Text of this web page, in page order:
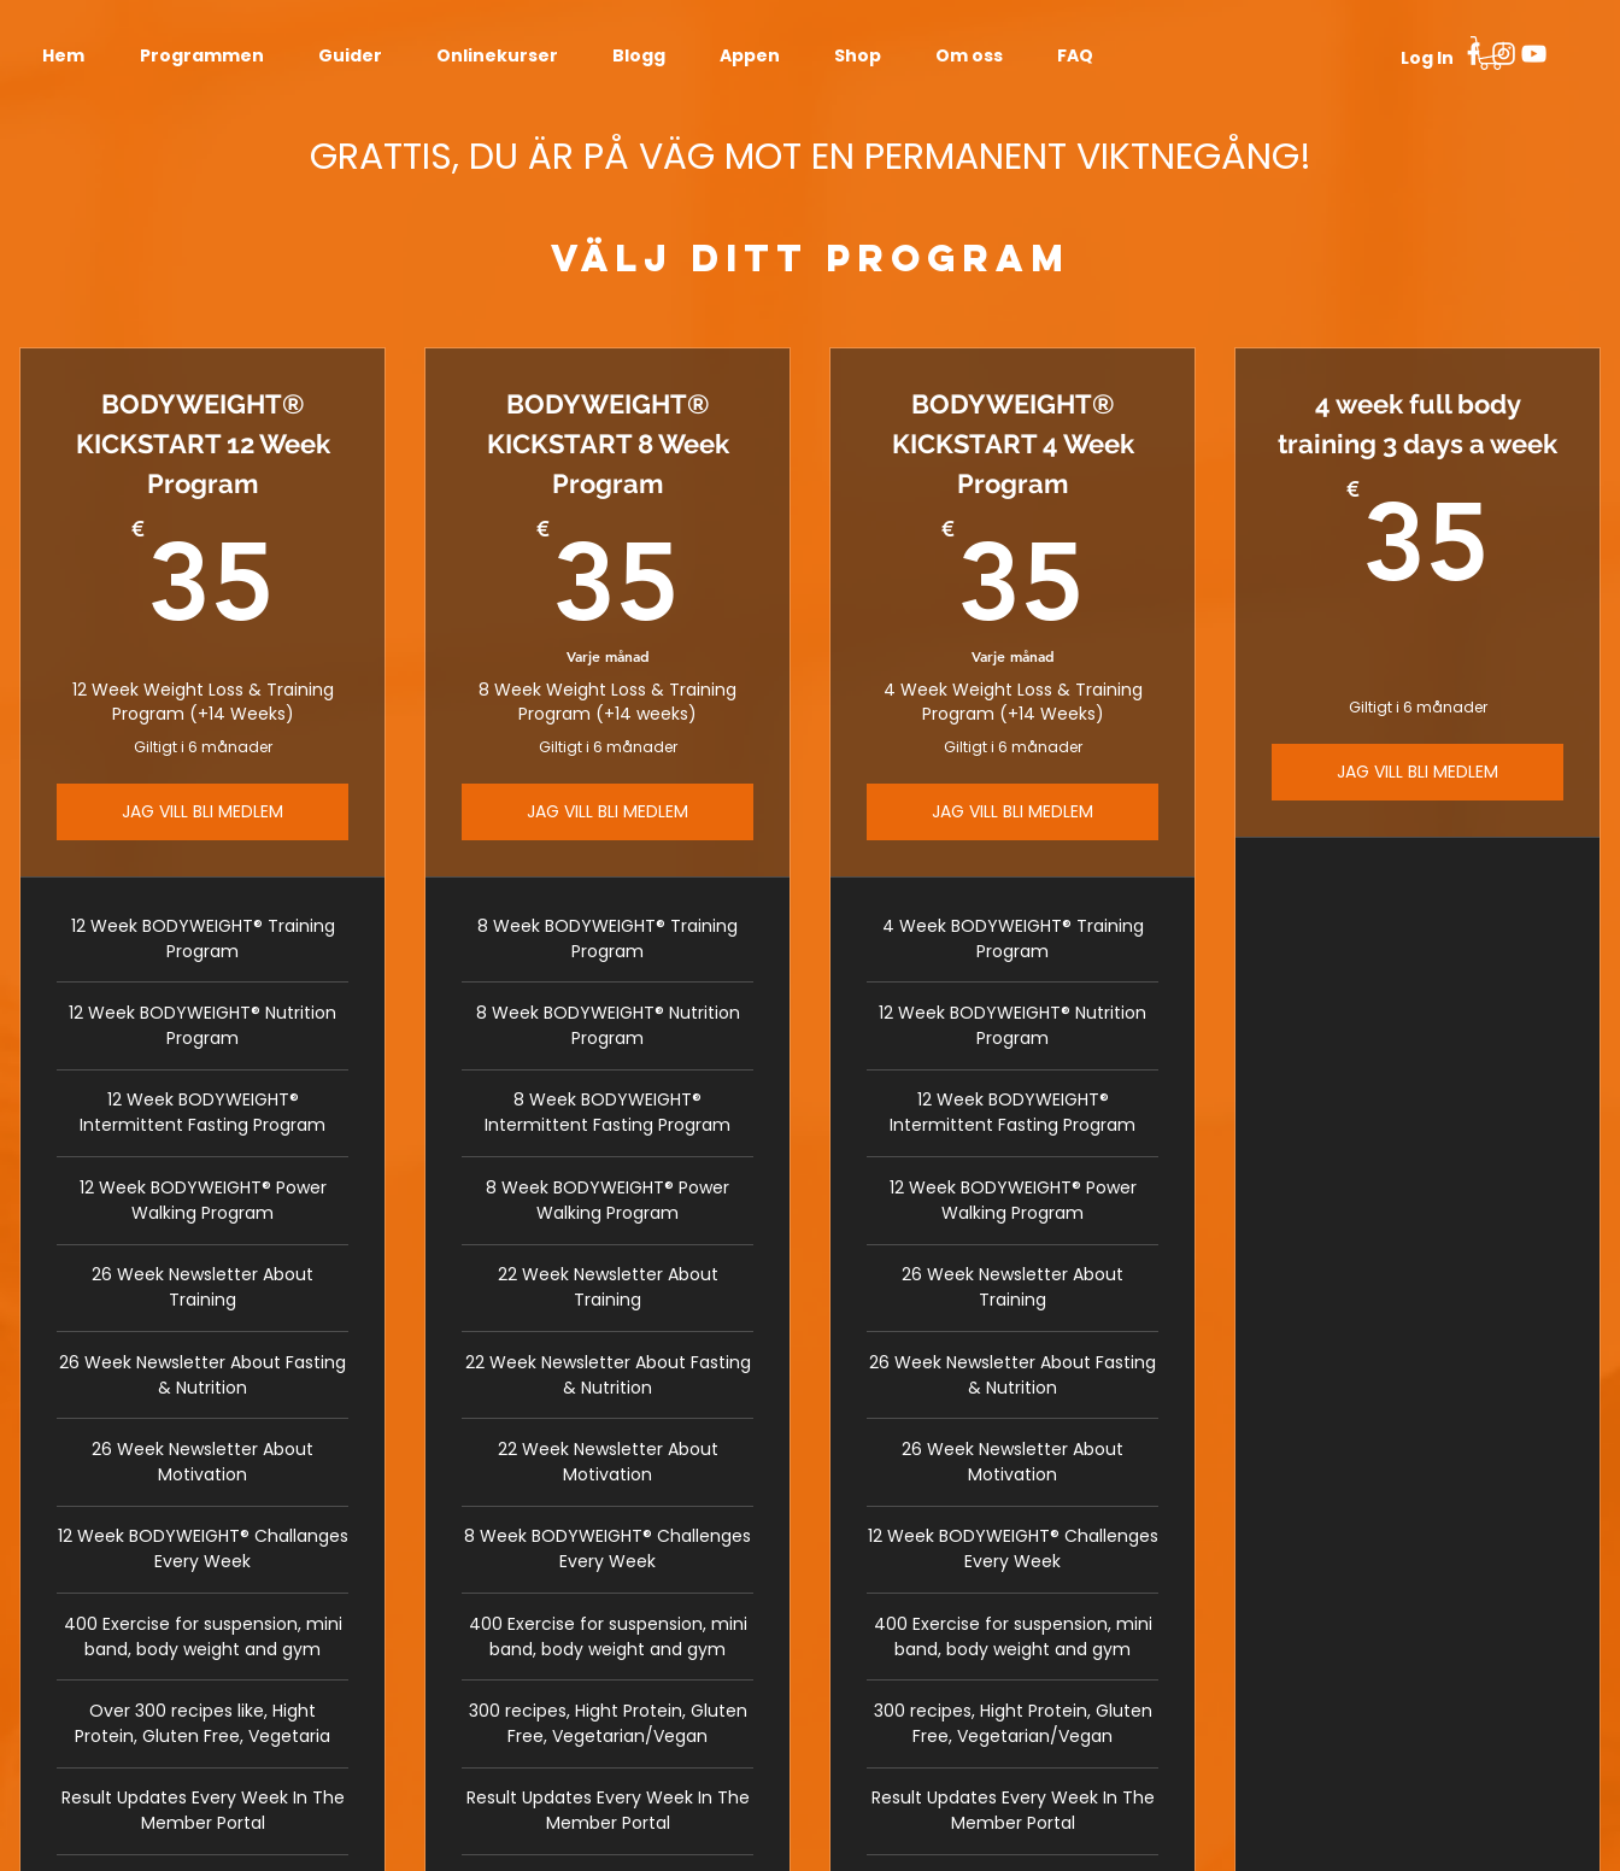
Hem Programmen Guider Onlinekurser Blogg Appen Shop Om oss FAQ Log In
GRATTIS, DU ÄR PÅ VÄG MOT EN PERMANENT VIKTNEGÅNG!
VÄLJ DITT PROGRAM
BODYWEIGHT®
KICKSTART 12 Week
Program
€ 35
12 Week Weight Loss & Training
Program (+14 Weeks)
Giltigt i 6 månader
JAG VILL BLI MEDLEM
12 Week BODYWEIGHT® Training
Program
12 Week BODYWEIGHT® Nutrition
Program
12 Week BODYWEIGHT®
Intermittent Fasting Program
12 Week BODYWEIGHT® Power
Walking Program
26 Week Newsletter About
Training
26 Week Newsletter About Fasting
& Nutrition
26 Week Newsletter About
Motivation
12 Week BODYWEIGHT® Challanges
Every Week
400 Exercise for suspension, mini
band, body weight and gym
Over 300 recipes like, Hight
Protein, Gluten Free, Vegetaria
Result Updates Every Week In The
Member Portal
BODYWEIGHT®
KICKSTART 8 Week
Program
€ 35
Varje månad
8 Week Weight Loss & Training
Program (+14 weeks)
Giltigt i 6 månader
JAG VILL BLI MEDLEM
8 Week BODYWEIGHT® Training
Program
8 Week BODYWEIGHT® Nutrition
Program
8 Week BODYWEIGHT®
Intermittent Fasting Program
8 Week BODYWEIGHT® Power
Walking Program
22 Week Newsletter About
Training
22 Week Newsletter About Fasting
& Nutrition
22 Week Newsletter About
Motivation
8 Week BODYWEIGHT® Challenges
Every Week
400 Exercise for suspension, mini
band, body weight and gym
300 recipes, Hight Protein, Gluten
Free, Vegetarian/Vegan
Result Updates Every Week In The
Member Portal
BODYWEIGHT®
KICKSTART 4 Week
Program
€ 35
Varje månad
4 Week Weight Loss & Training
Program (+14 Weeks)
Giltigt i 6 månader
JAG VILL BLI MEDLEM
4 Week BODYWEIGHT® Training
Program
12 Week BODYWEIGHT® Nutrition
Program
12 Week BODYWEIGHT®
Intermittent Fasting Program
12 Week BODYWEIGHT® Power
Walking Program
26 Week Newsletter About
Training
26 Week Newsletter About Fasting
& Nutrition
26 Week Newsletter About
Motivation
12 Week BODYWEIGHT® Challenges
Every Week
400 Exercise for suspension, mini
band, body weight and gym
300 recipes, Hight Protein, Gluten
Free, Vegetarian/Vegan
Result Updates Every Week In The
Member Portal
4 week full body
training 3 days a week
€ 35
Giltigt i 6 månader
JAG VILL BLI MEDLEM